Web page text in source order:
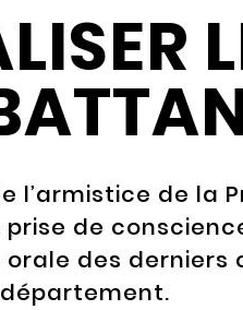
l’armistice de la
de
des
département.